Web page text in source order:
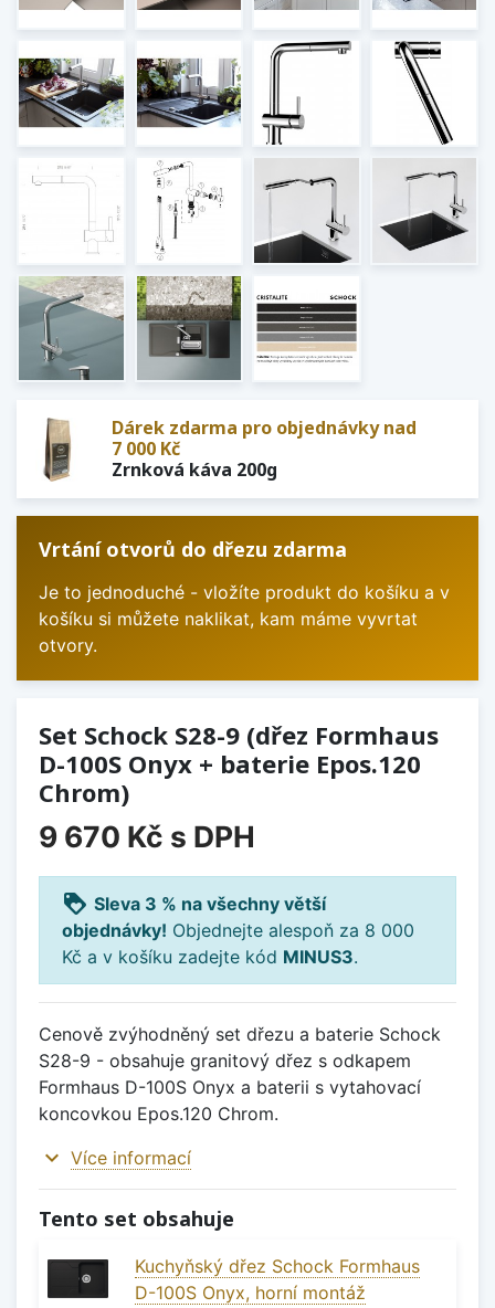
Dárek zdarma pro objednávky nad
7 000 Kč
Zrnková káva 200g
Vrtání otvorů do dřezu zdarma
Je to jednoduché - vložíte produkt do košíku a v
košíku si můžete naklikat, kam máme vyvrtat
otvory.
Set Schock S28-9 (dřez Formhaus
D-100S Onyx + baterie Epos.120
Chrom)
9 670 Kč s DPH
loyalty Sleva 3 % na všechny větší
objednávky! Objednejte alespoň za 8 000
Kč a v košíku zadejte kód MINUS3.
Cenově zvýhodněný set dřezu a baterie Schock
S28-9 - obsahuje granitový dřez s odkapem
Formhaus D-100S Onyx a baterii s vytahovací
koncovkou Epos.120 Chrom.
expand_more Více informací
Tento set obsahuje
Kuchyňský dřez Schock Formhaus
D-100S Onyx, horní montáž